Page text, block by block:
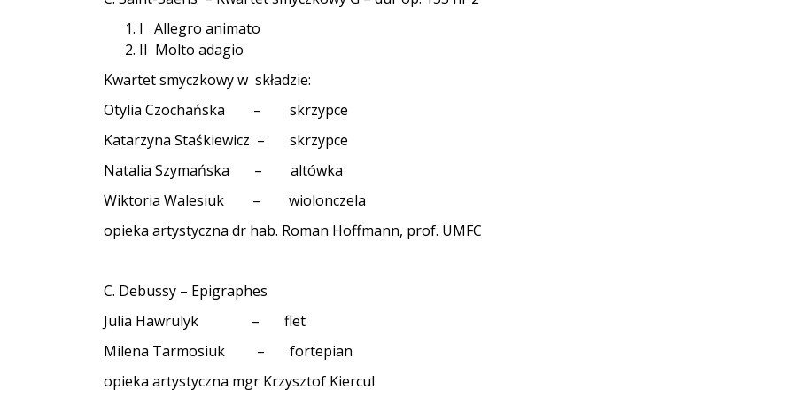
I Allegro animato
II Molto adagio
Kwartet smyczkowy w składzie:
Otylia Czochańska – skrzypce
Katarzyna Staśkiewicz – skrzypce
Natalia Szymańska – altówka
Wiktoria Walesiuk – wiolonczela
opieka artystyczna dr hab. Roman Hoffmann, prof. UMFC
C. Debussy – Epigraphes
Julia Hawrulyk – flet
Milena Tarmosiuk – fortepian
opieka artystyczna mgr Krzysztof Kiercul